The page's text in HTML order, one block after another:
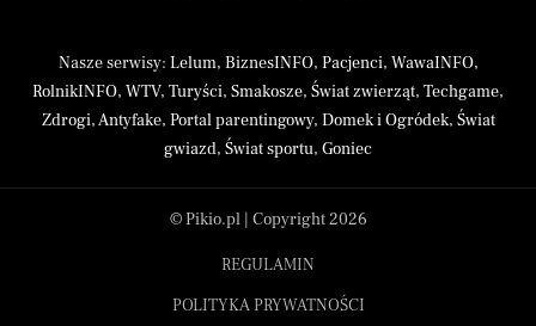
Nasze serwisy: Lelum, BiznesINFO, Pacjenci, WawaINFO,
RolnikINFO, WTV, Turyści, Smakosze, Świat zwierząt, Techgame,
Zdrogi,Antyfake, Portal parentingowy, Domek i Ogródek, Świat
gwiazd, Świat sportu, Goniec
© Pikio.pl | Copyright 2026
REGULAMIN
POLITYKA PRYWATNOŚCI